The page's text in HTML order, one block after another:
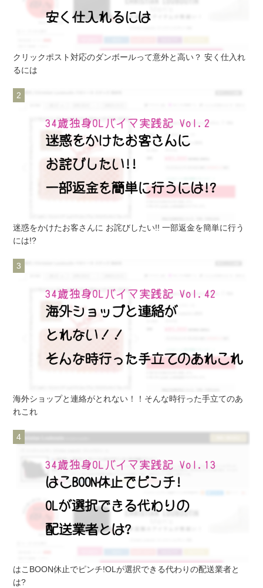
クリックポスト対応のダンボールって意外と高い？ 安く仕入れ
るには
迷惑をかけたお客さんに お詫びしたい!! 一部返金を簡単に行う
には!?
海外ショップと連絡がとれない！！そんな時行った手立てのあ
れこれ
はこBOON休止でピンチ!OLが選択できる代わりの配送業者と
は?